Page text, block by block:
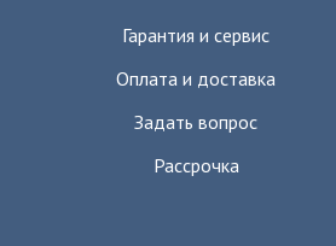
Гарантия и сервис
Оплата и доставка
Задать вопрос
Рассрочка